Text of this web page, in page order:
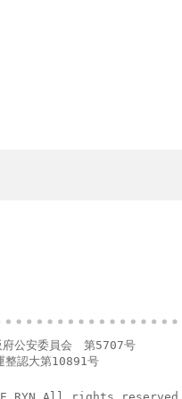
公安委員会 第5707号
認大第10891号